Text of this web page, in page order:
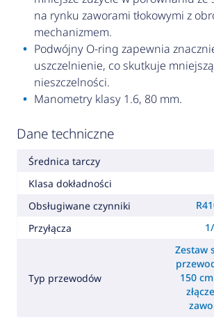
na rynku zaworami tłokowymi z
mechanizmem.
Podwójny O-ring zapewnia
uszczelnienie, co skutkuje
nieszczelności.
Manometry klasy 1.6, 80 mm.
Dane techniczne
Średnica tarczy
Klasa dokładności
Obsługiwane czynniki
Przyłącza
Typ przewodów
Zestaw
150